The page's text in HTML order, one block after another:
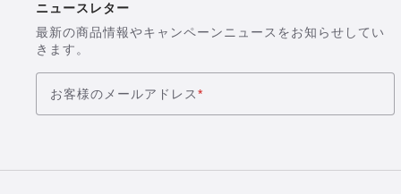
ニュースレター
最新の商品情報やキャンペーンニュースをお知らせしてい
きます。
お客様のメールアドレス*